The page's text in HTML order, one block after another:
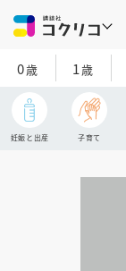
0歳 1歳
妊娠と出産 子育て